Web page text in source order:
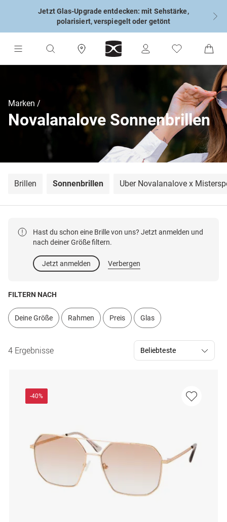
Jetzt Glas-Upgrade entdecken: mit Sehstärke,
polarisiert, verspiegelt oder getönt
Marken
Novalanalove Sonnenbrillen
Brillen Sonnenbrillen Über Novalanalove x
Hast du schon eine Brille von uns? Jetzt anmelden und
nach deiner Größe filtern.
Jetzt anmelden Verbergen
FILTERN NACH
Deine Größe Rahmen Preis Glas
4 Ergebnisse
-40%